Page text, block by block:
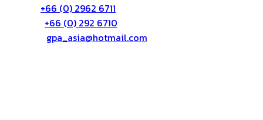
+66 (0) 2962 6711
+66 (0) 292 6710
gpa_asia@hotmail.com